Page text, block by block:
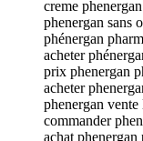
creme
phenergan sans
phénergan
acheter
prix phenergan
acheter
phenergan
commander
achat phenergan